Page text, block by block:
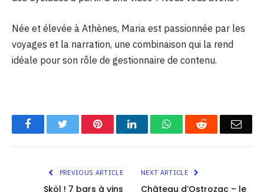
Née et élevée à Athènes, Maria est passionnée par les
voyages et la narration, une combinaison qui la rend
idéale pour son rôle de gestionnaire de contenu.
FacebookTwitter PinterestLinkedInWhatsAppReddit
PREVIOUS ARTICLE
Sköl ! 7 bars à vins
NEXT ARTICLE
Château d’Ostrozac – le